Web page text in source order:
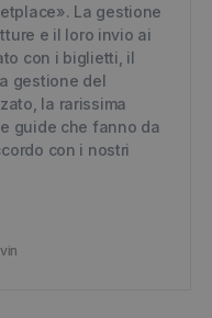
La gestione
e il loro invio ai
con i biglietti, il
gestione del
la rarissima
guide che fanno da
con i nostri